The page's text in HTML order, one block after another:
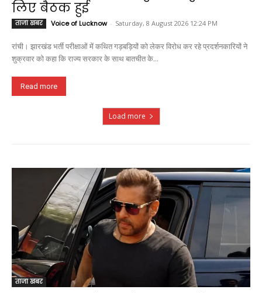
लिए बैठक हुई
ताजा खबर Voice of Lucknow - Saturday, 8 August 2026 12:24 PM
रांची। झारखंड भर्ती परीक्षाओं में कथित गड़बड़ियों को लेकर विरोध कर रहे प्रदर्शनकारियों ने
शुक्रवार को कहा कि राज्य सरकार के साथ बातचीत के...
Read more
Load more
ताजा खबर